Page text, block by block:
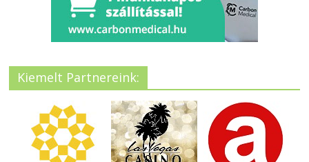
Kiemelt Partnereink: